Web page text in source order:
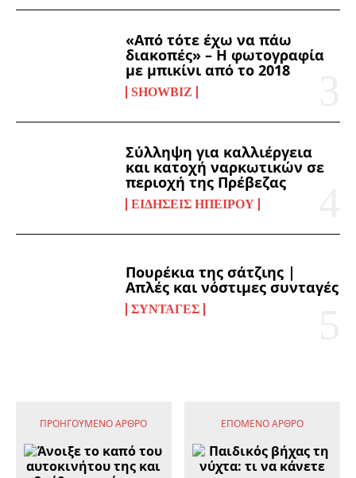
«Από τότε έχω να πάω
διακοπές» – Η φωτογραφία
με μπικίνι από το 2018
SHOWBIZ
Σύλληψη για καλλιέργεια
και κατοχή ναρκωτικών σε
περιοχή της Πρέβεζας
ΕΙΔΉΣΕΙΣ ΗΠΕΊΡΟΥ
Πουρέκια της σάτζιης |
Απλές και νόστιμες συνταγές
ΣΥΝΤΑΓΈΣ
ΠΡΟΗΓΟΎΜΕΝΟ ΆΡΘΡΟ ΕΠΌΜΕΝΟ ΆΡΘΡΟ